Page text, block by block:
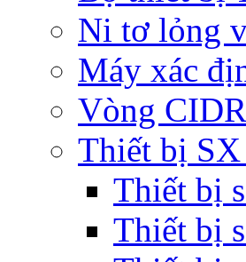
Ni tơ lỏng
Máy xác
Vòng CIDR
Thiết bị
Thiết bị
Thiết bị